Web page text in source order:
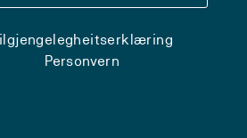
Personvern